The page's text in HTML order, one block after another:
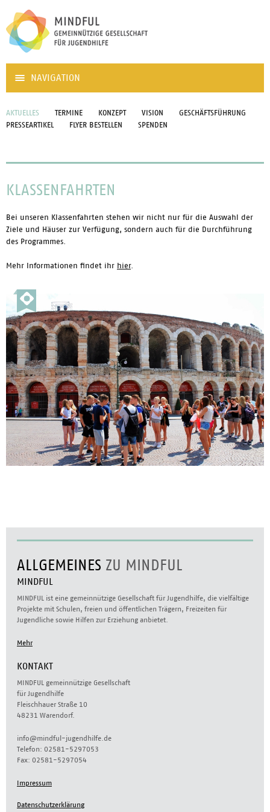
NAVIGATION
AKTUELLES TERMINE KONZEPT VISION
GESCHÄFTSFÜHRUNG
PRESSEARTIKEL
FLYER BESTELLEN SPENDEN
KLASSENFAHRTEN
Bei unseren Klassenfahrten stehen wir nicht nur für die Auswahl der
Ziele und Häuser zur Verfügung, sondern auch für die Durchführung
des Programmes.
Mehr Informationen findet ihr hier.
ALLGEMEINES ZU MINDFUL
MINDFUL
MINDFUL ist eine gemeinnützige Gesellschaft für Jugendhilfe, die vielfältige
Projekte mit Schulen, freien und öffentlichen Trägern, Freizeiten für
Jugendliche sowie Hilfen zur Erziehung anbietet.
Mehr
KONTAKT
MINDFUL gemeinnützige Gesellschaft
für Jugendhilfe
Fleischhauer Straße 10
48231 Warendorf.
info@mindful-jugendhilfe.de
Telefon: 02581-5297053
Fax: 02581-5297054
Impressum
Datenschutzerklärung